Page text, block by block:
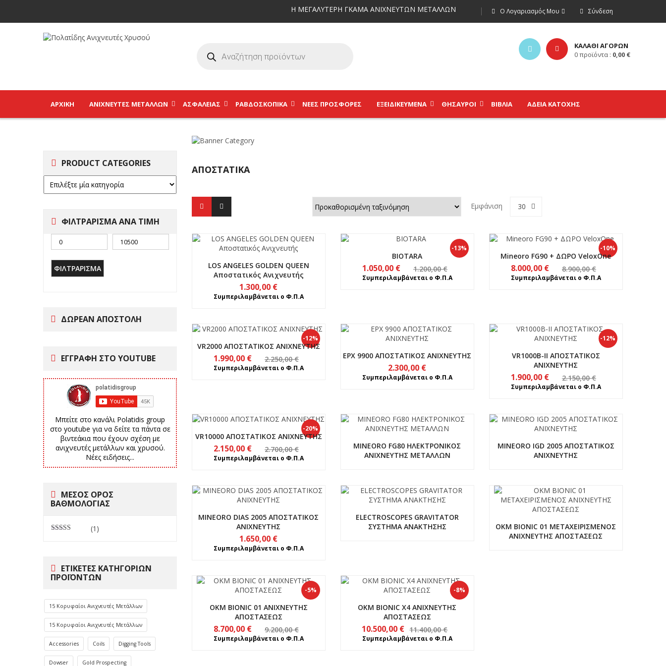
Σύνδεση
Ο Λογαριασμός Μου
Η ΜΕΓΑΛΥΤΕΡΗ ΓΚΑΜΑ ΑΝΙΧΝΕΥΤΩΝ ΜΕΤΑΛΛΩΝ
ΚΑΛΑΘΙ ΑΓΟΡΩΝ
0προϊόντα : 0,00 €
ΑΡΧΙΚΉ ΑΝΙΧΝΕΥΤΈΣ ΜΕΤΆΛΛΩΝ ΑΣΦΑΛΕΊΑΣ ΡΑΒΔΟΣΚΟΠΙΚΆ ΝΕΕΣ ΠΡΟΣΦΟΡΕΣ ΕΞΕΙΔΙΚΕΥΜΈΝΑ ΘΗΣΑΥΡΟΊ ΒΙΒΛΊΑ ΑΔΕΙΑ ΚΑΤΟΧΗΣ
PRODUCT CATEGORIES
ΦΙΛΤΡΑΡΙΣΜΑ ΑΝΑ ΤΙΜΗ
ΦΙΛΤΡΆΡΙΣΜΑ
ΔΩΡΕΑΝ ΑΠΟΣΤΟΛΗ
ΕΓΓΡΑΦΗ ΣΤΟ YOUTUBE
Μπείτε στο κανάλι Polatidis group
στο youtube για να δείτε τα πάντα σε
βιντεάκια που έχουν σχέση με
ανιχνευτές μετάλλων και χρυσού.
Νέες ειδήσεις...
ΜΕΣΟΣ ΟΡΟΣ
ΒΑΘΜΟΛΟΓΙΑΣ
(1)
ΕΤΙΚΈΤΕΣ ΚΑΤΗΓΟΡΙΏΝ
ΠΡΟΪΌΝΤΩΝ
15 Κορυφαίοι Ανιχνευτές Μετάλλων
15 Κορυφαίοι Ανιχνευτές Μετάλλων
Accessories Coils Digging Tools
Dowser Gold Prospecting
ΑΠΟΣΤΑΤΙΚΆ
Εμφάνιση 30
LOS ANGELES GOLDEN QUEEN
Αποστατικός Ανιχνευτής
1.300,00 €
Συμπεριλαμβάνεται ο Φ.Π.Α
-13%
BIOTARA
1.200,00€
Original
price
1.050,00 €
τρέχουσα
Συμπεριλαμβάνεται ο Φ.Π.Α
-10%
Mineoro FG90 + ΔΩΡΟ VeloxOne
8.900,00€
Original
price
8.000,00 €
τρέχουσα
Συμπεριλαμβάνεται ο Φ.Π.Α
-12%
VR2000 ΑΠΟΣΤΑΤΙΚΟΣ ΑΝΙΧΝΕΥΤΗΣ
2.250,00€
Original
price
1.990,00 €
τρέχουσα
Συμπεριλαμβάνεται ο Φ.Π.Α
EPX 9900 ΑΠΟΣΤΑΤΙΚΟΣ ΑΝΙΧΝΕΥΤΗΣ
2.300,00 €
Συμπεριλαμβάνεται ο Φ.Π.Α
-12%
VR1000B-II ΑΠΟΣΤΑΤΙΚΟΣ
ΑΝΙΧΝΕΥΤΗΣ
2.150,00€
Original
price
1.900,00 €
τρέχουσα
1.900,00 €.
Συμπεριλαμβάνεται ο Φ.Π.Α
-20%
VR10000 ΑΠΟΣΤΑΤΙΚΟΣ ΑΝΙΧΝΕΥΤΗΣ
2.700,00€
Original
price
2.150,00 €
τρέχουσα
2.150,00 €.
Συμπεριλαμβάνεται ο Φ.Π.Α
MINEORO FG80 ΗΛΕΚΤΡΟΝΙΚΟΣ
ΑΝΙΧΝΕΥΤΗΣ ΜΕΤΑΛΛΩΝ
MINEORO IGD 2005 ΑΠΟΣΤΑΤΙΚΟΣ
ΑΝΙΧΝΕΥΤΗΣ
MINEORO DIAS 2005 ΑΠΟΣΤΑΤΙΚΟΣ
ΑΝΙΧΝΕΥΤΗΣ
1.650,00 €
Συμπεριλαμβάνεται ο Φ.Π.Α
ELECTROSCOPES GRAVITATOR
ΣΥΣΤΗΜΑ ΑΝΑΚΤΗΣΗΣ
OKM BIONIC 01 ΜΕΤΑΧΕΙΡΙΣΜΕΝΟΣ
ΑΝΙΧΝΕΥΤΗΣ ΑΠΟΣΤΑΣΕΩΣ
-5%
OKM BIONIC 01 ΑΝΙΧΝΕΥΤΗΣ
ΑΠΟΣΤΑΣΕΩΣ
9.200,00€
Original
price
8.700,00 €
τρέχουσα
Συμπεριλαμβάνεται ο Φ.Π.Α
-8%
OKM BIONIC X4 ΑΝΙΧΝΕΥΤΗΣ
ΑΠΟΣΤΑΣΕΩΣ
11.400,00€
Original
price
10.500,00 €Η
τρέχουσα
Συμπεριλαμβάνεται ο Φ.Π.Α